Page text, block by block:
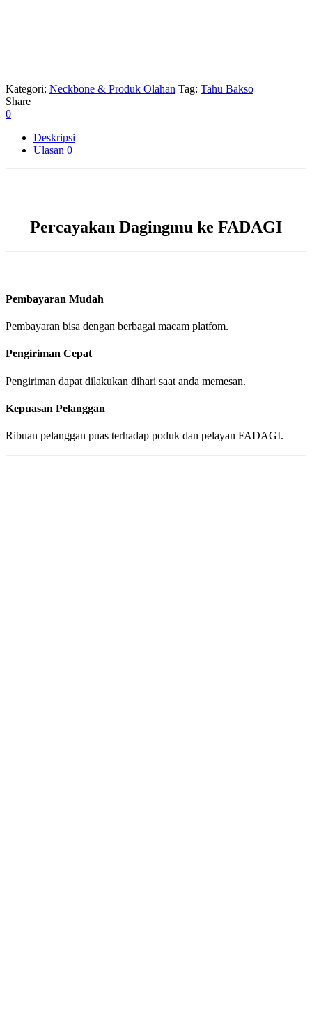
Kategori: Neckbone & Produk Olahan Tag: Tahu Bakso
Share
0
Deskripsi
Ulasan 0
Percayakan Dagingmu ke FADAGI
Pembayaran Mudah
Pembayaran bisa dengan berbagai macam platfom.
Pengiriman Cepat
Pengiriman dapat dilakukan dihari saat anda memesan.
Kepuasan Pelanggan
Ribuan pelanggan puas terhadap poduk dan pelayan FADAGI.